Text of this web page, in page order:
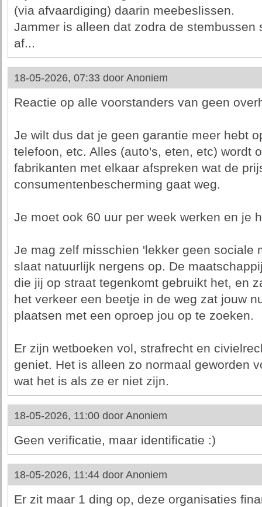
(via afvaardiging) daarin meebeslissen.
Jammer is alleen dat zodra de stembussen
af...
18-05-2026, 07:33 door Anoniem
Reactie op alle voorstanders van geen
Je wilt dus dat je geen garantie meer hebt
telefoon, etc. Alles (auto's, eten, etc) wordt
fabrikanten met elkaar afspreken wat de
consumentenbescherming gaat weg.
Je moet ook 60 uur per week werken en je
Je mag zelf misschien 'lekker geen sociale
slaat natuurlijk nergens op. De
die jij op straat tegenkomt gebruikt het, en
het verkeer een beetje in de weg zat jouw
plaatsen met een oproep jou op te zoeken.
Er zijn wetboeken vol, strafrecht en
geniet. Het is alleen zo normaal geworden
wat het is als ze er niet zijn.
18-05-2026, 11:00 door Anoniem
Geen verificatie, maar identificatie :)
18-05-2026, 11:44 door Anoniem
Er zit maar 1 ding op, deze organisaties